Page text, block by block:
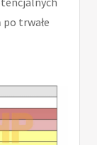
trwałe